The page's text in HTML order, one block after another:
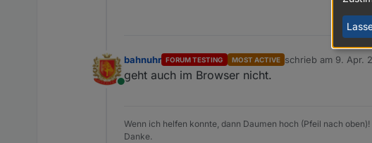
Online
bahnuhr FORUM TESTING MOST ACTIVE schrieb am 9. Apr.
zuletzt editiert von
geht auch im Browser nicht.
Wenn ich helfen konnte, dann Daumen hoch (Pfeil nach oben)!
Danke.